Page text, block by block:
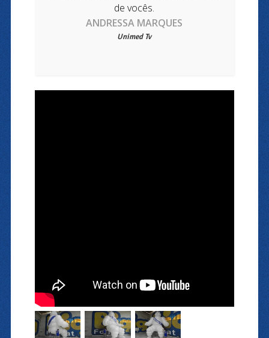
de vocês.
ANDRESSA MARQUES
Unimed Tv